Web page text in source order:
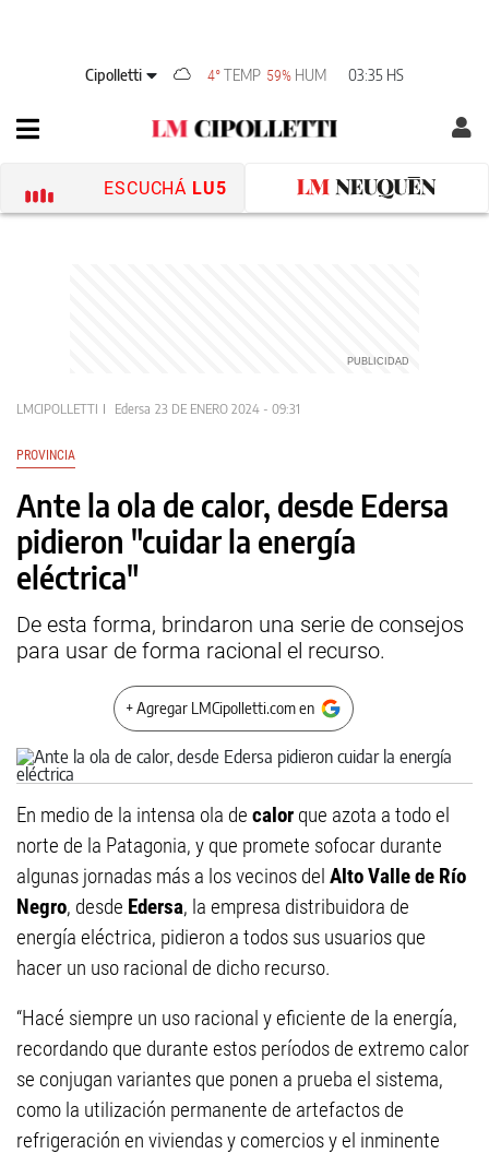
Cipolletti 4°TEMP 59% HUM 03:35 HS
ESCUCHÁ LU5
LMCIPOLLETTI Edersa 23 DE ENERO 2024 - 09:31
PROVINCIA
Ante la ola de calor, desde Edersa
pidieron "cuidar la energía
eléctrica"
De esta forma, brindaron una serie de consejos
para usar de forma racional el recurso.
+ Agregar LMCipolletti.com en
En medio de la intensa ola de calor que azota a todo el
norte de la Patagonia, y que promete sofocar durante
algunas jornadas más a los vecinos del Alto Valle de Río
Negro, desde Edersa, la empresa distribuidora de
energía eléctrica, pidieron a todos sus usuarios que
hacer un uso racional de dicho recurso.
“Hacé siempre un uso racional y eficiente de la energía,
recordando que durante estos períodos de extremo calor
se conjugan variantes que ponen a prueba el sistema,
como la utilización permanente de artefactos de
refrigeración en viviendas y comercios y el inminente